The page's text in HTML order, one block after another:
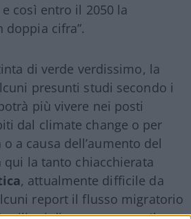
così entro il 2050 la
doppia cifra”.
di verde verdissimo, la
presunti studi secondo i
più vivere nei posti
dal climate change o per
a causa dell’aumento del
la tanto chiacchierata
, attualmente difficile da
report il flusso migratorio